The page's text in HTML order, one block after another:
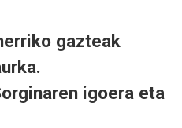
gazteak
igoera eta